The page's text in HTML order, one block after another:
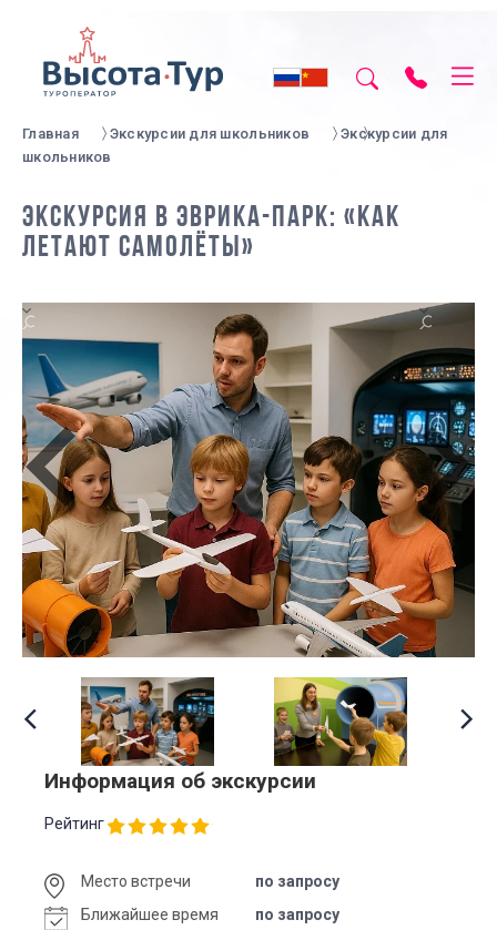
Главная Экскурсии для школьников
Экскурсии для
школьников
ЭКСКУРСИЯ В ЭВРИКА-ПАРК: «КАК
ЛЕТАЮТ САМОЛЁТЫ»
Информация об экскурсии
Рейтинг
Место встречи
по запросу
Ближайшее время
по запросу